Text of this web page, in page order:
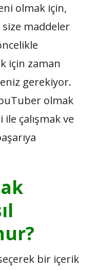
olmak için,
size maddeler
için zaman
gerekiyor.
olmak
çalışmak ve
bir içerik